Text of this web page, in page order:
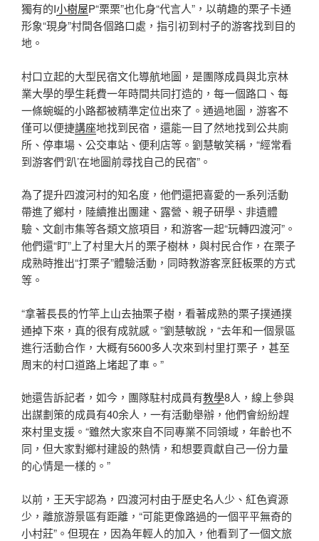
獨有的I小樹屋P“栗栗”也化身“代言人”，以萌趣的栗子卡通
形象“現身”村間各個路口處，指引初到村子的游客找到目的
地。
村口立起的大型民宿文化導航地圖，是團隊成員與北京林
業大學的學生耗費一年時間共同打造的，每一個路口、每
一條蜿蜒的小路都被精準定位出來了。通過地圖，游客不
僅可以便捷講座地找到民宿，還能一目了然地找到公共廁
所、停車場、公交車站、便利店等。劉慧敏笑稱，“經常看
到游客們‘趴’在地圖前尋找自己的民宿”。
為了提升四渡河村的知名度，他們還把喜愛的一系列活動
帶進了鄉村，陸續推出團建、露營、親子研學、非遺體
驗、文創市集等各類文旅項目，和游客一起“玩轉四渡河”。
他們還“盯”上了村里大片的栗子樹林，與村民合作，在栗子
成熟時推出“打栗子”體驗活動，同時教游客烹飪板栗的方式
等。
“拿著長長的竹竿上山去抽栗子樹，看著成熟的栗子撲通撲
通掉下來，真的很有成就感。”劉慧敏說，“去年和一個景區
進行活動合作，大概有5600多人次來到村里打栗子，甚至
周末的村口道路上堵起了車。”
她還告訴記者，如今，團隊駐村成員有教學8人，線上參與
出謀劃策的成員有40余人，一有活動舉辦，他們會紛紛趕
來村里支援。“雖然大家來自不同專業不同領域，年齡也不
同，但大家對鄉村建設的熱情，和想要貢獻自己一份力量
的心情是一樣的。”
以前，王天宇認為，四渡河村由于歷史名人少、紅色資源
少，離旅游景區有距離，“可能更像路過的一個平平無奇的
小村莊”。但現在，因為年輕人的加入，他看到了一個文旅